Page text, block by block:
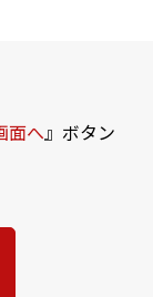
面へ』ボタン